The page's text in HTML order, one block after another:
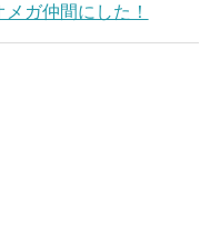
ガ仲間にした！